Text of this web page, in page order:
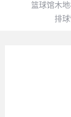
篮球馆木
排